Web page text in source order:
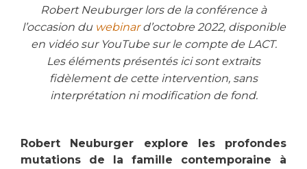
Robert Neuburger lors de la conférence à
l’occasion duwebinard’octobre 2022, disponible
en vidéo sur YouTube sur le compte de LACT.
Les éléments présentés ici sont extraits
fidèlement de cette intervention, sans
interprétation ni modification de fond.
Robert Neuburger explore les profondes
mutations de la famille contemporaine à